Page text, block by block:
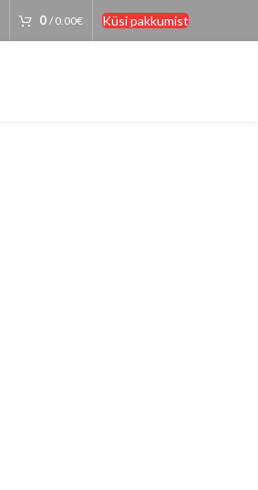
0 / 0.00€ Küsi pakkumist